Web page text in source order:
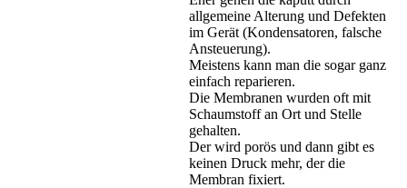
allgemeine Alterung und Defekten
im Gerät (Kondensatoren, falsche
Ansteuerung).
Meistens kann man die sogar ganz
einfach reparieren.
Die Membranen wurden oft mit
Schaumstoff an Ort und Stelle
gehalten.
Der wird porös und dann gibt es
keinen Druck mehr, der die
Membran fixiert.